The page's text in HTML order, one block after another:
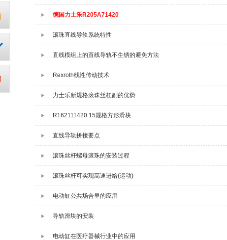
德国力士乐R205A71420
滚珠直线导轨系统特性
直线模组上的直线导轨不生锈的避免方法
Rexroth线性传动技术
力士乐新规格滚珠丝杠副的优势
R162111420 15规格方形滑块
直线导轨拼接要点
滚珠丝杆螺母滚珠的安装过程
滚珠丝杆可实现高速进给(运动)
电动缸公共场合里的应用
导轨滑块的安装
电动缸在医疗器械行业中的应用